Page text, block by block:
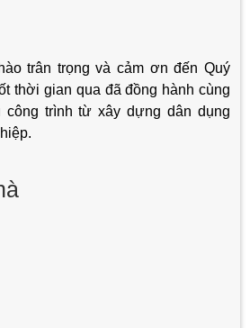
trân trọng và cảm ơn đến Quý
thời gian qua đã đồng hành cùng
công trình từ xây dựng dân dụng